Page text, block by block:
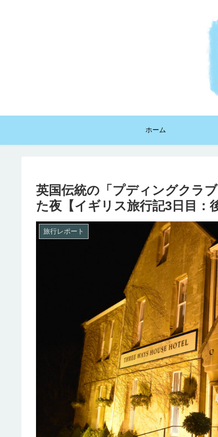
ホーム
英国伝統の「プディングクラ
た夜【イギリス旅行記3日目：
旅行レポート